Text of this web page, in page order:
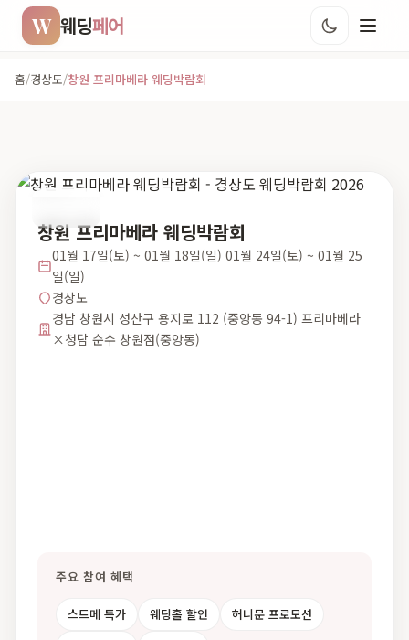
W 웨딩페어
홈/경상도/창원 프리마베라 웨딩박람회
창원 프리마베라 웨딩박람회
01월 17일(토) ~ 01월 18일(일) 01월 24일(토) ~ 01월 25
일(일)
경상도
경남 창원시 성산구 용지로 112 (중앙동 94-1) 프리마베라
×청담 순수 창원점(중앙동)
주요 참여 혜택
스드메 특가 웨딩홀 할인
허니문 프로모션